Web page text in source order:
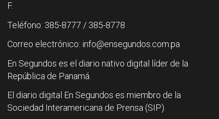
F.
Teléfono: 385-8777 / 385-8778
Correo electrónico: info@ensegundos.com.pa
En Segundos es el diario nativo digital líder de la
República de Panamá.
El diario digital En Segundos es miembro de la
Sociedad Interamericana de Prensa (SIP).